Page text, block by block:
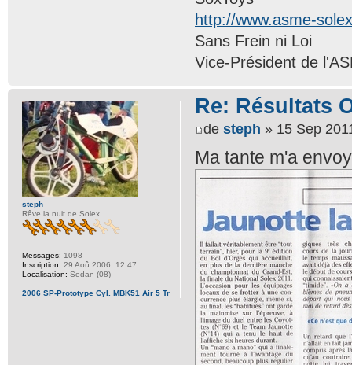
http://www.asme-
Sans Frein ni Loi
Vice-Président de
Re: Résultats
de steph » 15 Sep
Ma tante m'a
steph
Rêve la nuit de Solex
Messages: 1098
Inscription: 29 Aoû 2006, 12:47
Localisation: Sedan (08)
2006 SP-Prototype Cyl. MBK51 Air 5 Tr